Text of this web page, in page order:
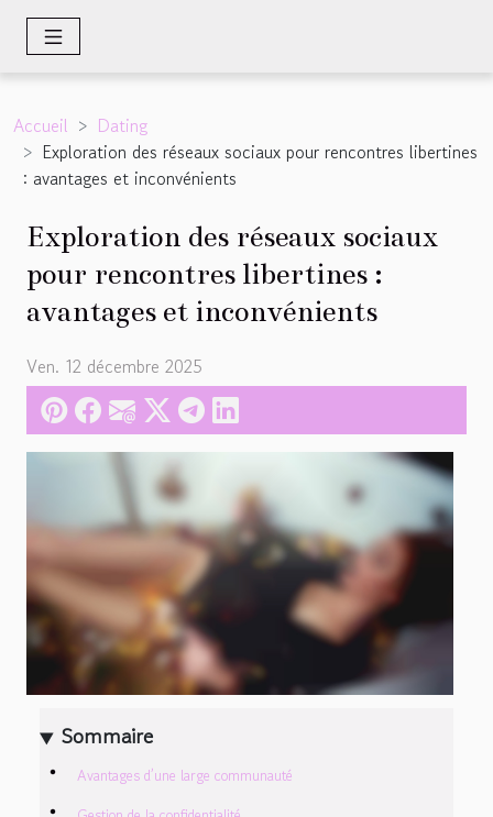
Accueil
Dating
Exploration des réseaux sociaux pour rencontres libertines
: avantages et inconvénients
Exploration des réseaux sociaux
pour rencontres libertines :
avantages et inconvénients
Ven. 12 décembre 2025
Sommaire
Avantages d’une large communauté